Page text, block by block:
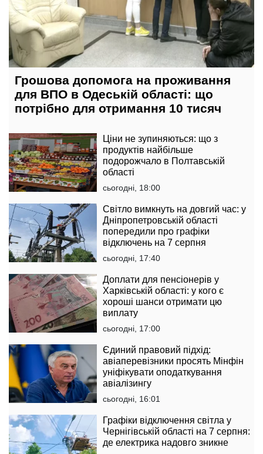
Грошова допомога на проживання
для ВПО в Одеській області: що
потрібно для отримання 10 тисяч
Ціни не зупиняються: що з
продуктів найбільше
подорожчало в Полтавській
області
сьогодні, 18:00
Світло вимкнуть на довгий час: у
Дніпропетровській області
попередили про графіки
відключень на 7 серпня
сьогодні, 17:40
Доплати для пенсіонерів у
Харківській області: у кого є
хороші шанси отримати цю
виплату
сьогодні, 17:00
Єдиний правовий підхід:
авіаперевізники просять Мінфін
уніфікувати оподаткування
авіалізингу
сьогодні, 16:01
Графіки відключення світла у
Чернігівській області на 7 серпня:
де електрика надовго зникне